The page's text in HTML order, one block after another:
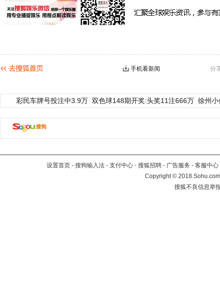
分
手机看新闻
彩民车牌号投注中3.9万 双色球148期开奖:头奖11注666万 徐州
设置首页 - 搜狗输入法 - 支付中心 - 搜狐招聘 - 广告服务 - 客服中心
Copyright©2018
搜狐不良信息举